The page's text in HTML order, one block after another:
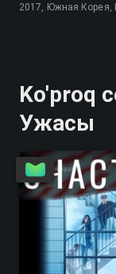
2017, Южная Корея,
Ko'proq
Ужасы